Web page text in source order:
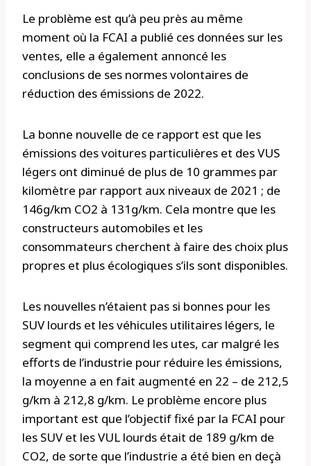
Le problème est qu’à peu près au même
moment où la FCAI a publié ces données sur les
ventes, elle a également annoncé les
conclusions de ses normes volontaires de
réduction des émissions de 2022.
La bonne nouvelle de ce rapport est que les
émissions des voitures particulières et des VUS
légers ont diminué de plus de 10 grammes par
kilomètre par rapport aux niveaux de 2021 ; de
146g/km CO2 à 131g/km. Cela montre que les
constructeurs automobiles et les
consommateurs cherchent à faire des choix plus
propres et plus écologiques s’ils sont disponibles.
Les nouvelles n’étaient pas si bonnes pour les
SUV lourds et les véhicules utilitaires légers, le
segment qui comprend les utes, car malgré les
efforts de l’industrie pour réduire les émissions,
la moyenne a en fait augmenté en 22 – de 212,5
g/km à 212,8 g/km. Le problème encore plus
important est que l’objectif fixé par la FCAI pour
les SUV et les VUL lourds était de 189 g/km de
CO2, de sorte que l’industrie a été bien en deçà